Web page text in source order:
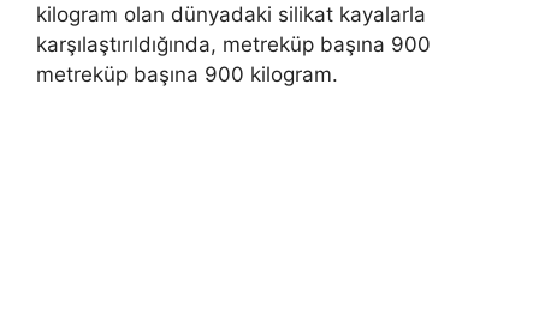
kilogram olan dünyadaki silikat kayalarla
karşılaştırıldığında, metreküp başına 900
metreküp başına 900 kilogram.